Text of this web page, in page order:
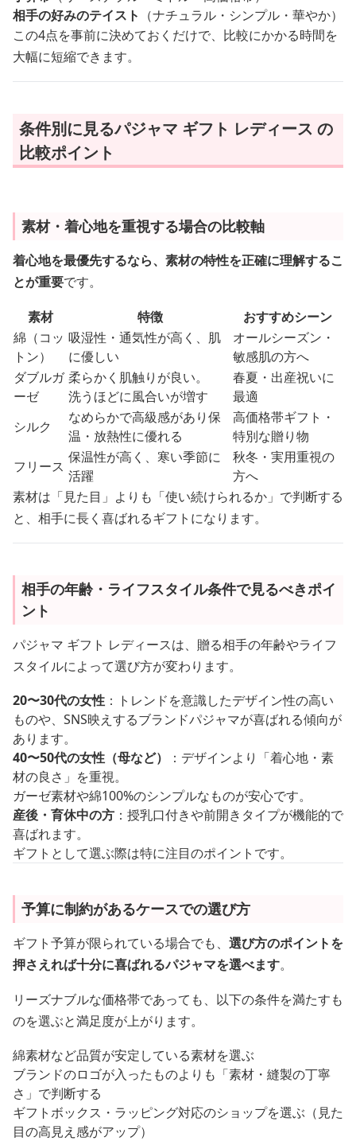
相手の好みのテイスト （ナチュラル・シンプル・華やか）
この4点を事前に決めておくだけで、比較にかかる時間を
大幅に短縮できます。
条件別に見るパジャマ ギフト レディース の
比較ポイント
素材・着心地を重視する場合の比較軸
着心地を最優先するなら、素材の特性を正確に理解するこ
とが重要です。
素材
特徴
おすすめシーン
綿（コッ
トン）
吸湿性・通気性が高く、肌
に優しい
オールシーズン・
敏感肌の方へ
ダブルガ
ーゼ
柔らかく肌触りが良い。
洗うほどに風合いが増す
春夏・出産祝いに
最適
シルク
なめらかで高級感があり保
温・放熱性に優れる
高価格帯ギフト・
特別な贈り物
フリース
保温性が高く、寒い季節に
活躍
秋冬・実用重視の
方へ
素材は「見た目」よりも「使い続けられるか」で判断する
と、相手に長く喜ばれるギフトになります。
相手の年齢・ライフスタイル条件で見るべきポイ
ント
パジャマ ギフト レディースは、贈る相手の年齢やライフ
スタイルによって選び方が変わります。
20〜30代の女性 ：トレンドを意識したデザイン性の高い
ものや、SNS映えするブランドパジャマが喜ばれる傾向が
あります。
40〜50代の女性（母など）
：デザインより「着心地・素
材の良さ」を重視。
ガーゼ素材や綿100%のシンプルなものが安心です。
産後・育休中の方 ：授乳口付きや前開きタイプが機能的で
喜ばれます。
ギフトとして選ぶ際は特に注目のポイントです。
予算に制約があるケースでの選び方
ギフト予算が限られている場合でも、 選び方のポイントを
押さえれば十分に喜ばれるパジャマを選べます。
リーズナブルな価格帯であっても、以下の条件を満たすも
のを選ぶと満足度が上がります。
綿素材など品質が安定している素材を選ぶ
ブランドのロゴが入ったものよりも「素材・縫製の丁寧
さ」で判断する
ギフトボックス・ラッピング対応のショップを選ぶ（見た
目の高見え感がアップ）